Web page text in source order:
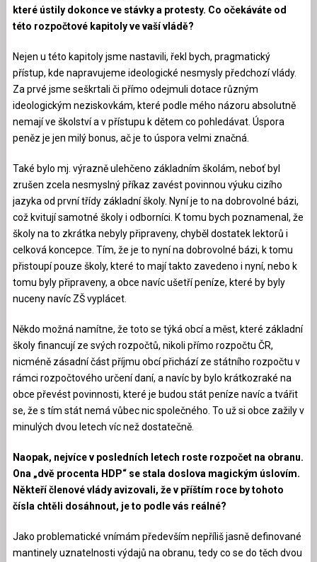
které ústily dokonce ve stávky a protesty. Co očekáváte od
této rozpočtové kapitoly ve vaší vládě?
Nejen u této kapitoly jsme nastavili, řekl bych, pragmatický
přístup, kde napravujeme ideologické nesmysly předchozí vlády.
Za prvé jsme seškrtali či přímo odejmuli dotace různým
ideologickým neziskovkám, které podle mého názoru absolutně
nemají ve školství a v přístupu k dětem co pohledávat. Úspora
peněz je jen milý bonus, ač je to úspora velmi značná.
Také bylo mj. výrazně ulehčeno základním školám, neboť byl
zrušen zcela nesmyslný příkaz zavést povinnou výuku cizího
jazyka od první třídy základní školy. Nyní je to na dobrovolné bázi,
což kvitují samotné školy i odborníci. K tomu bych poznamenal, že
školy na to zkrátka nebyly připraveny, chyběl dostatek lektorů i
celková koncepce. Tím, že je to nyní na dobrovolné bázi, k tomu
přistoupí pouze školy, které to mají takto zavedeno i nyní, nebo k
tomu byly připraveny, a obce navíc ušetří peníze, které by byly
nuceny navíc ZŠ vyplácet.
Někdo možná namítne, že toto se týká obcí a měst, které základní
školy financují ze svých rozpočtů, nikoli přímo rozpočtu ČR,
nicméně zásadní část příjmu obcí přichází ze státního rozpočtu v
rámci rozpočtového určení daní, a navíc by bylo krátkozraké na
obce převést povinnosti, které je budou stát peníze navíc a tvářit
se, že s tím stát nemá vůbec nic společného. To už si obce zažily v
minulých dvou letech víc než dostatečně.
Naopak, nejvíce v posledních letech roste rozpočet na obranu.
Ona „dvě procenta HDP“ se stala doslova magickým úslovím.
Někteří členové vlády avizovali, že v příštím roce by tohoto
čísla chtěli dosáhnout, je to podle vás reálné?
Jako problematické vnímám především nepříliš jasně definované
mantinely uznatelnosti výdajů na obranu, tedy co se do těch dvou